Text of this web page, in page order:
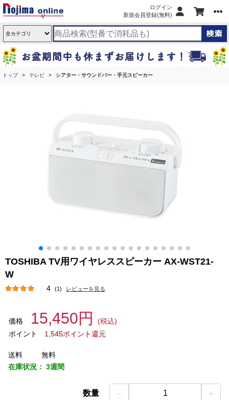
ログイン
新規会員登録(無料)
トップ テレビ シアター・サウンドバー・手元スピーカー
TOSHIBA TV用ワイヤレススピーカー AX-WST21-
W
4 (1) レビューを見る
価格 15,450円
(税込)
ポイント
1,545ポイント還元
送料
無料
在庫状況： 3週間
数量 － 1 ＋